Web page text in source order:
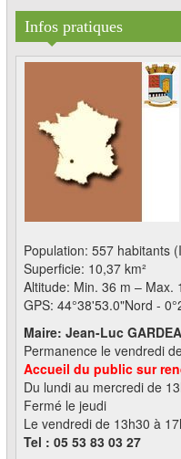
Infos pratiques
Population: 557 habitants
Superficie: 10,37 km²
Altitude: Min. 36 m – Max.
GPS: 44°38'53.0"Nord -
Maire: Jean-Luc
Permanence le vendredi
Accueil du public sur
Du lundi au mercredi de
Fermé le jeudi
Le vendredi de 13h30 à
Tel : 05 53 83 03 27